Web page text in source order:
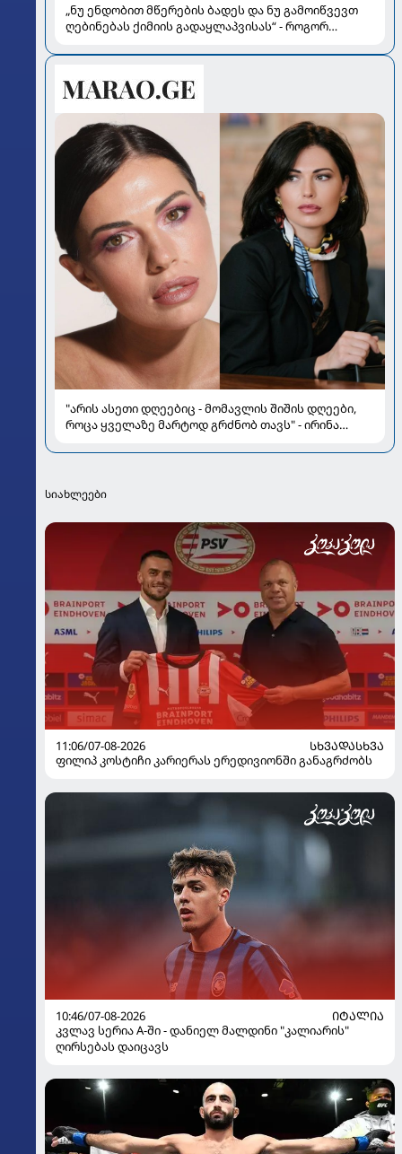
„ნუ ენდობით მწერების ბადეს და ნუ გამოიწვევთ
ღებინებას ქიმიის გადაყლაპვისას“ - როგორ
სალომე ახვლედიანის რჩევები
"არის ასეთი დღეებიც - მომავლის შიშის დღეები,
როცა ყველაზე მარტოდ გრძნობ თავს" - ირინა
სიახლეები
11:06/07-08-2026
ᲡᲮᲕᲐᲓᲐᲡᲮᲕᲐ
ფილიპ კოსტიჩი კარიერას ერედივიონში განაგრძობს
10:46/07-08-2026
ᲘᲢᲐᲚᲘᲐ
კვლავ სერია A-ში - დანიელ მალდინი "კალიარის"
ღირსებას დაიცავს